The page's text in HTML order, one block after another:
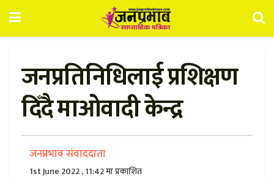
जनप्रतिनिधिलाई प्रशिक्षण
दिँदै माओवादी केन्द्र
जनप्रभाव संवाददाता
1st June 2022 , 11:42 मा प्रकाशित